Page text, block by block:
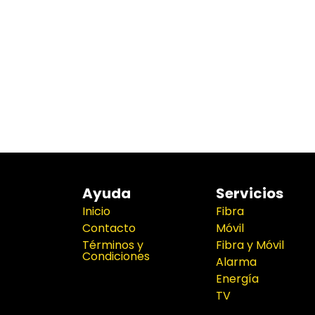
Ayuda
Inicio
Contacto
Términos y
Condiciones
Servicios
Fibra
Móvil
Fibra y Móvil
Alarma
Energía
TV